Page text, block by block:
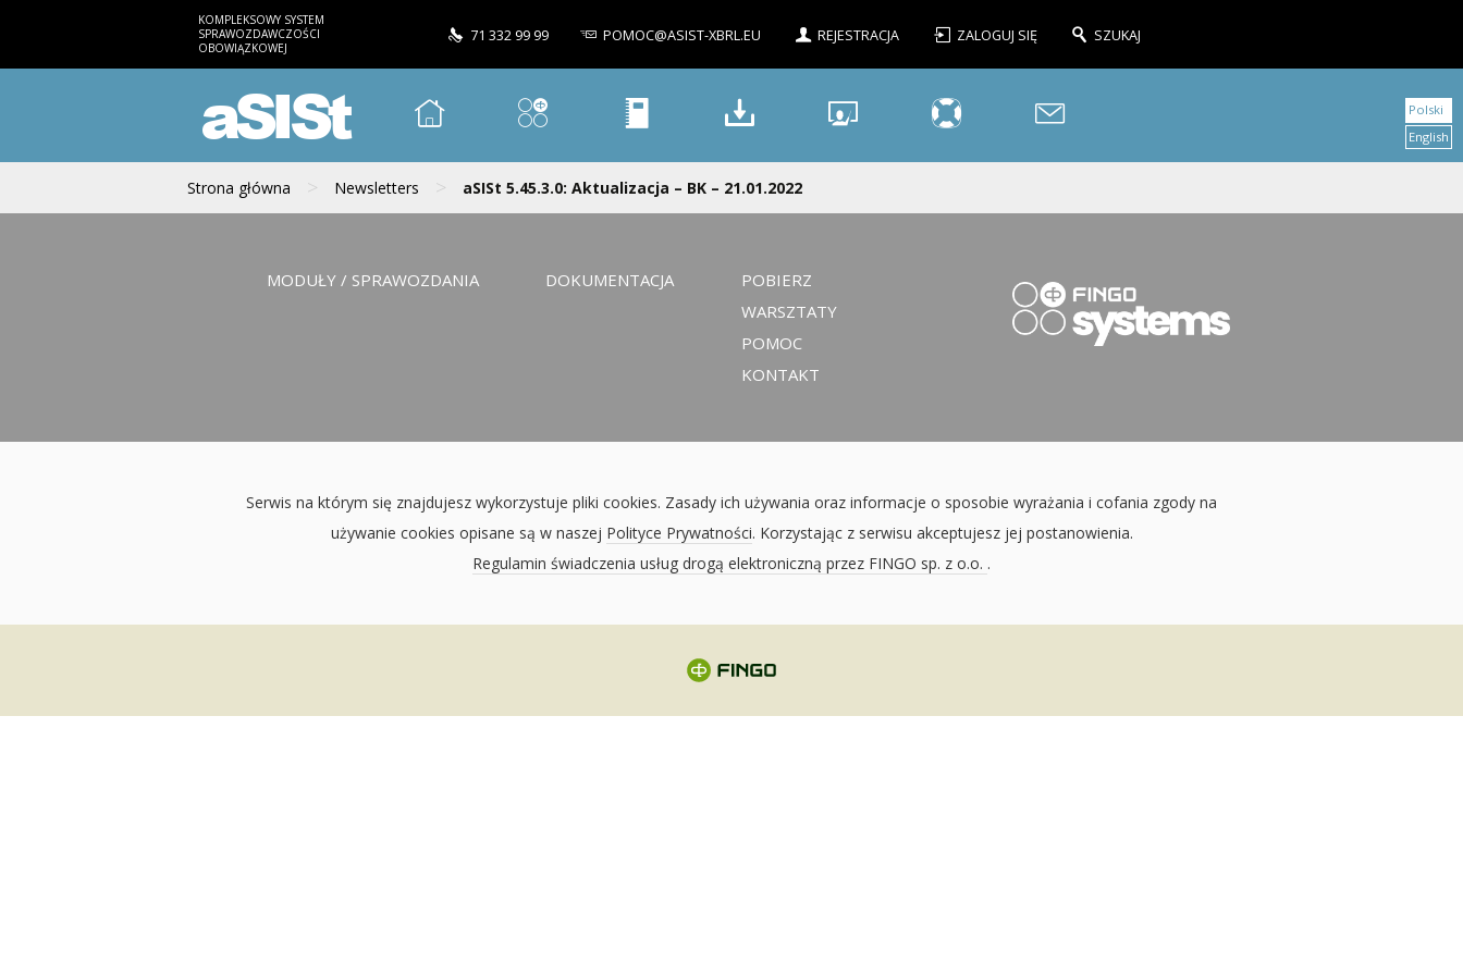
KOMPLEKSOWY SYSTEM
SPRAWOZDAWCZOŚCI
OBOWIĄZKOWEJ
71 332 99 99 POMOC@ASIST-XBRL.EU REJESTRACJA ZALOGUJ SIĘ SZUKAJ
aSISt
Strona główna > Newsletters > aSISt 5.45.3.0: Aktualizacja – BK – 21.01.2022
Polski
English
MODUŁY / SPRAWOZDANIA DOKUMENTACJA
POBIERZ
WARSZTATY
POMOC
KONTAKT
Serwis na którym się znajdujesz wykorzystuje pliki cookies. Zasady ich używania oraz informacje o sposobie wyrażania i cofania zgody na
używanie cookies opisane są w naszej Polityce Prywatności. Korzystając z serwisu akceptujesz jej postanowienia.
Regulamin świadczenia usług drogą elektroniczną przez FINGO sp. z o.o. .